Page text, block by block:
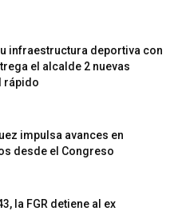
infraestructura deportiva con
el alcalde 2 nuevas
rápido
impulsa avances en
desde el Congreso
la FGR detiene al ex